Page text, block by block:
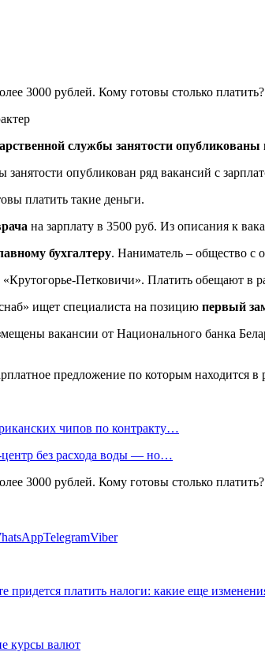
службы занятости
занятости опубликован ряд вакансий с
платить такие деньги.
на зарплату в 3500 руб. Из описания к
бухгалтеру. Наниматель – общество с
Петковичи». Платить обещают в
ищет специалиста на позицию первый
вакансии от Национального банка
предложение по которым находится в
чипов по контракту…
центр без расхода воды — но…
TelegramViber
придется платить налоги: какие еще
курсы валют